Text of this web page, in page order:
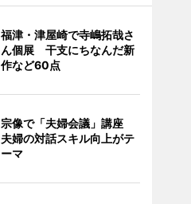
福津・津屋崎で寺嶋拓哉さ
ん個展 干支にちなんだ新
作など60点
宗像で「夫婦会議」講座
夫婦の対話スキル向上がテ
ーマ